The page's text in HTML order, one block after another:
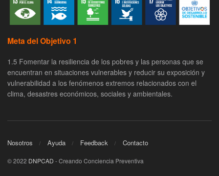
Meta del Objetivo 1
1.5 Fomentar la resiliencia de los pobres y las personas que se
encuentran en situaciones vulnerables y reducir su exposición y
vulnerabilidad a los fenómenos extremos relacionados con el
clima, desastres económicos, sociales y ambientales.
Nosotros Ayuda Feedback Contacto
© 2022 DNPCAD - Creando Conciencia Preventiva